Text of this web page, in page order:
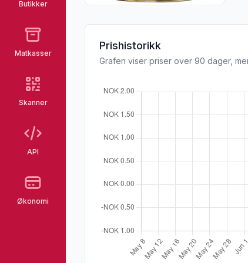
Butikker
Matkasser
Skanner
API
Økonomi
Prishistorikk
Grafen viser priser over 90 dager,